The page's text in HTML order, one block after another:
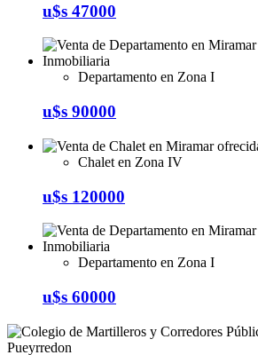
u$s 47000
Departamento en Zona I
u$s 90000
Chalet en Zona IV
u$s 120000
Departamento en Zona I
u$s 60000